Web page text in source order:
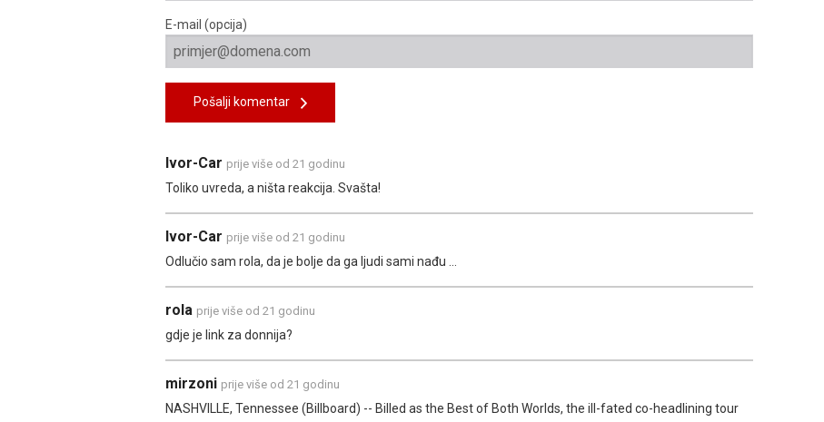
E-mail (opcija)
Pošalji komentar
Ivor-Car prije više od 21 godinu
Toliko uvreda, a ništa reakcija. Svašta!
Ivor-Car prije više od 21 godinu
Odlučio sam rola, da je bolje da ga ljudi sami nađu ...
rola prije više od 21 godinu
gdje je link za donnija?
mirzoni prije više od 21 godinu
NASHVILLE, Tennessee (Billboard) -- Billed as the Best of Both Worlds, the ill-fated co-headlining tour